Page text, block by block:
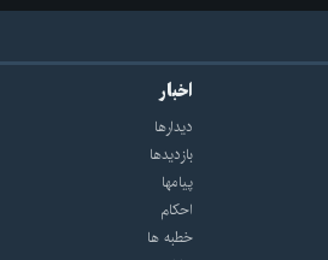
اخبار
دیدارها
بازديدها
پيامها
احكام
خطبه ها